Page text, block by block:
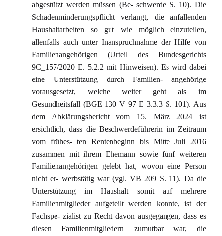
abgestützt werden müssen (Be- schwerde S. 10). Die
Schadenminderungspflicht verlangt, die anfallenden
Haushaltarbeiten so gut wie möglich einzuteilen,
allenfalls auch unter Inanspruchnahme der Hilfe von
Familienangehörigen (Urteil des Bundesgerichts
9C_157/2020 E. 5.2.2 mit Hinweisen). Es wird dabei
eine Unterstützung durch Familien- angehörige
vorausgesetzt, welche weiter geht als im
Gesundheitsfall (BGE 130 V 97 E 3.3.3 S. 101). Aus
dem Abklärungsbericht vom 15. März 2024 ist
ersichtlich, dass die Beschwerdeführerin im Zeitraum
vom frühes- ten Rentenbeginn bis Mitte Juli 2016
zusammen mit ihrem Ehemann sowie fünf weiteren
Familienangehörigen gelebt hat, wovon eine Person
nicht er- werbstätig war (vgl. VB 209 S. 11). Da die
Unterstützung im Haushalt somit auf mehrere
Familienmitglieder aufgeteilt werden konnte, ist der
Fachspe- zialist zu Recht davon ausgegangen, dass es
diesen Familienmitgliedern zumutbar war, die